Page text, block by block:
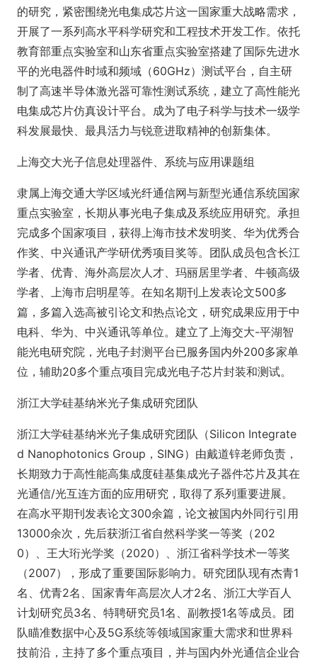
的研究，紧密围绕光电集成芯片这一国家重大战略需求，
开展了一系列高水平科学研究和工程技术开发工作。依托
教育部重点实验室和山东省重点实验室搭建了国际先进水
平的光电器件时域和频域（60GHz）测试平台，自主研
制了高速半导体激光器可靠性测试系统，建立了高性能光
电集成芯片仿真设计平台。成为了电子科学与技术一级学
科发展最快、最具活力与锐意进取精神的创新集体。
上海交大光子信息处理器件、系统与应用课题组
隶属上海交通大学区域光纤通信网与新型光通信系统国家
重点实验室，长期从事光电子集成及系统应用研究。承担
完成多个国家项目，获得上海市技术发明奖、华为优秀合
作奖、中兴通讯产学研优秀项目奖等。团队成员包含长江
学者、优青、海外高层次人才、玛丽居里学者、牛顿高级
学者、上海市启明星等。在知名期刊上发表论文500多
篇，多篇入选高被引论文和热点论文，研究成果应用于中
电科、华为、中兴通讯等单位。建立了上海交大-平湖智
能光电研究院，光电子封测平台已服务国内外200多家单
位，辅助20多个重点项目完成光电子芯片封装和测试。
浙江大学硅基纳米光子集成研究团队
浙江大学硅基纳米光子集成研究团队（Silicon Integrate
d Nanophotonics Group，SING）由戴道锌老师负责，
长期致力于高性能高集成度硅基集成光子器件芯片及其在
光通信/光互连方面的应用研究，取得了系列重要进展。
在高水平期刊发表论文300余篇，论文被国内外同行引用
13000余次，先后获浙江省自然科学奖一等奖（202
0）、王大珩光学奖（2020）、浙江省科学技术一等奖
（2007），形成了重要国际影响力。研究团队现有杰青1
名、优青2名、国家青年高层次人才2名、浙江大学百人
计划研究员3名、特聘研究员1名、副教授1名等成员。团
队瞄准数据中心及5G系统等领域国家重大需求和世界科
技前沿，主持了多个重点项目，并与国内外光通信企业合